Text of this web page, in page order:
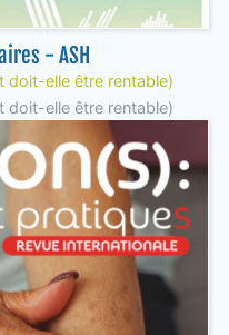
- ASH
doit-elle être rentable)
doit-elle être rentable)